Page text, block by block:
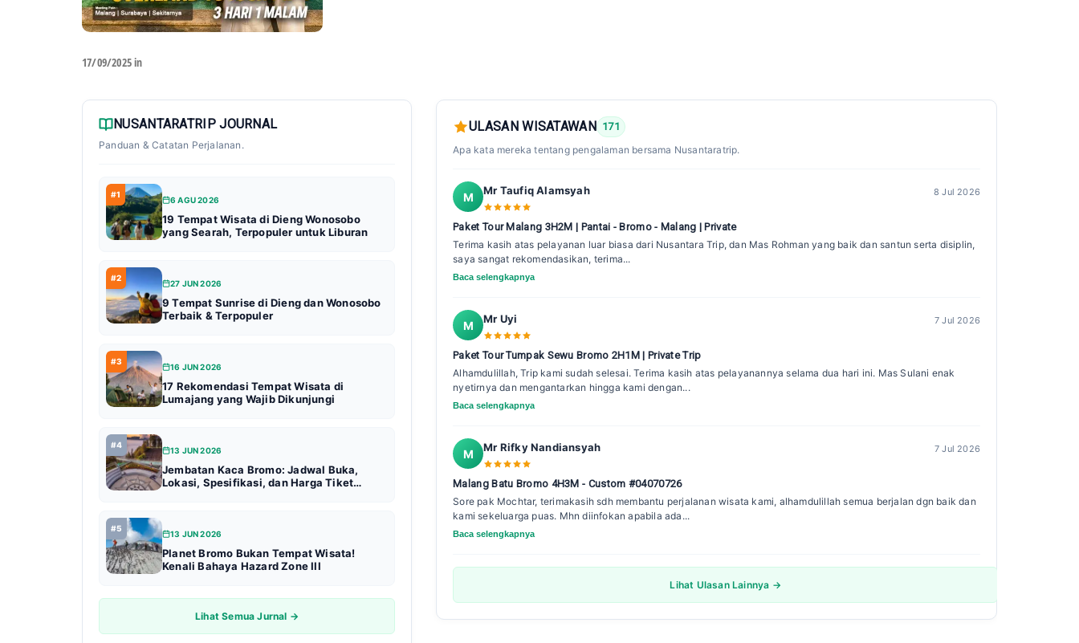
17/09/2025 in
NUSANTARATRIP JOURNAL
Panduan & Catatan Perjalanan.
#1
6 AGU 2026
19 Tempat Wisata di Dieng Wonosobo
yang Searah, Terpopuler untuk Liburan
#2
27 JUN 2026
9 Tempat Sunrise di Dieng dan Wonosobo
Terbaik & Terpopuler
#3
16 JUN 2026
17 Rekomendasi Tempat Wisata di
Lumajang yang Wajib Dikunjungi
#4
13 JUN 2026
Jembatan Kaca Bromo: Jadwal Buka,
Lokasi, Spesifikasi, dan Harga Tiket
#5
13 JUN 2026
Planet Bromo Bukan Tempat Wisata!
Kenali Bahaya Hazard Zone III
Lihat Semua Jurnal →
ULASAN WISATAWAN
171
Apa kata mereka tentang pengalaman bersama Nusantaratrip.
M Mr Taufiq Alamsyah 8 Jul 2026
Paket Tour Malang 3H2M | Pantai - Bromo - Malang | Private
Terima kasih atas pelayanan luar biasa dari Nusantara Trip, dan Mas Rohman yang baik dan santun serta disiplin,
saya sangat rekomendasikan, terima...
Baca selengkapnya
M Mr Uyi 7 Jul 2026
Paket Tour Tumpak Sewu Bromo 2H1M | Private Trip
Alhamdulillah, Trip kami sudah selesai. Terima kasih atas pelayanannya selama dua hari ini. Mas Sulani enak
nyetirnya dan mengantarkan hingga kami dengan...
Baca selengkapnya
M Mr Rifky Nandiansyah 7 Jul 2026
Malang Batu Bromo 4H3M - Custom #04070726
Sore pak Mochtar, terimakasih sdh membantu perjalanan wisata kami, alhamdulillah semua berjalan dgn baik dan
kami sekeluarga puas. Mhn diinfokan apabila ada...
Baca selengkapnya
Lihat Ulasan Lainnya →